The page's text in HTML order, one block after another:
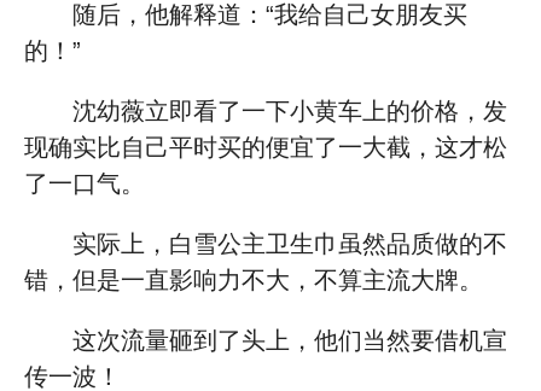
随后，他解释道：“我给自己女朋友买
的！”
沈幼薇立即看了一下小黄车上的价格，发
现确实比自己平时买的便宜了一大截，这才松
了一口气。
实际上，白雪公主卫生巾虽然品质做的不
错，但是一直影响力不大，不算主流大牌。
这次流量砸到了头上，他们当然要借机宣
传一波！